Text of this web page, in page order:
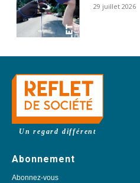
29 juillet 2026
Un regard différent
Abonnement
Abonnez-vous